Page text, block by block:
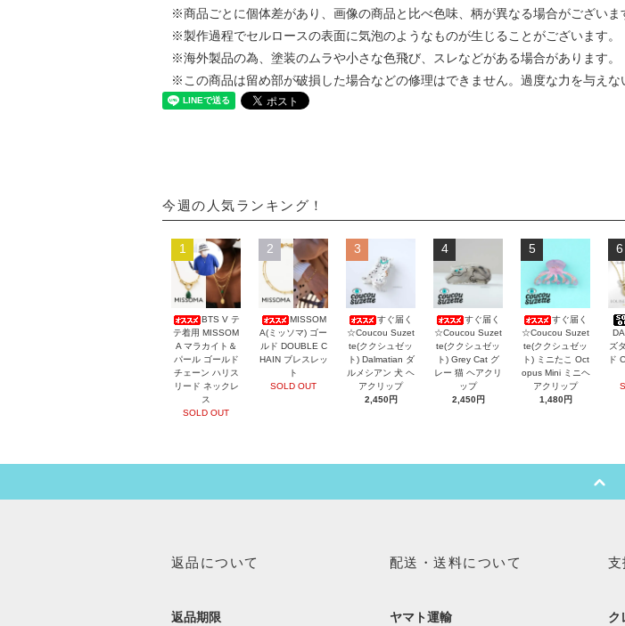
※商品ごとに個体差があり、画像の商品と比べ色味、柄が異なる場合がございま
※製作過程でセルロースの表面に気泡のようなものが生じることがございます。
※海外製品の為、塗装のムラや小さな色飛び、スレなどがある場合があります。
※この商品は留め部が破損した場合などの修理はできません。過度な力を与えな
今週の人気ランキング！
1
BTS V テ
テ着用 MISSOM
A マラカイト＆
パール ゴールド
チェーン ハリス
リード ネックレ
ス
SOLD OUT
2
MISSOM
A(ミッソマ) ゴー
ルド DOUBLE C
HAIN ブレスレッ
ト
SOLD OUT
3
すぐ届く
☆Coucou Suzet
te(ククシュゼッ
ト) Dalmatian ダ
ルメシアン 犬 ヘ
アクリップ
2,450円
4
すぐ届く
☆Coucou Suzet
te(ククシュゼッ
ト) Grey Cat グ
レー 猫 ヘアクリ
ップ
2,450円
5
すぐ届く
☆Coucou Suzet
te(ククシュゼッ
ト) ミニたこ Oct
opus Mini ミニヘ
アクリップ
1,480円
6
ズ
ド
返品について
返品期限
配送・送料について
ヤマト運輸
支
ク